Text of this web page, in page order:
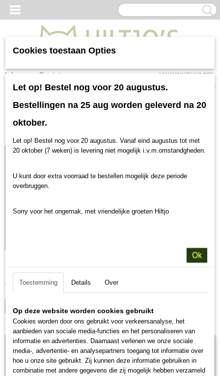
Inloggen Registreren UW WINKELWAGEN
Geen producten (0)
Sorteer op:
Met smaakgarantie
€ 35,00
Met smaakgarantie
Cookies toestaan Opties
Let op! Bestel nog voor 20 augustus.
Bestellingen na 25 aug worden geleverd na 20
oktober.
Let op! Bestel nog voor 20 augustus. Vanaf eind augustus tot met
20 oktober (7 weken) is levering niet mogelijk i.v.m.omstandgheden.
U kunt door extra voorraad te bestellen mogelijk deze periode
overbruggen.
Sorry voor het ongemak, met vriendelijke groeten Hiltjo
Ok
Toestemming Details Over
Op deze website worden cookies gebruikt
Cookies worden door ons gebruikt voor verkeersanalyse, het
aanbieden van sociale media-functies en het personaliseren van
informatie en advertenties. Daarnaast verlenen we onze sociale
media-, advertentie- en analysepartners toegang tot informatie over
hoe u onze site gebruikt. Zij kunnen deze informatie gebruiken in
combinatie met andere gegevens die zij mogelijk hebben verzameld